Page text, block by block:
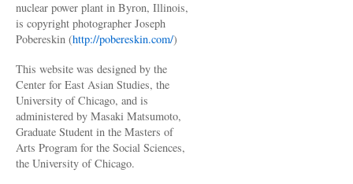
nuclear power plant in Byron, Illinois,
is copyright photographer Joseph
Pobereskin (http://pobereskin.com/)
This website was designed by the
Center for East Asian Studies, the
University of Chicago, and is
administered by Masaki Matsumoto,
Graduate Student in the Masters of
Arts Program for the Social Sciences,
the University of Chicago.